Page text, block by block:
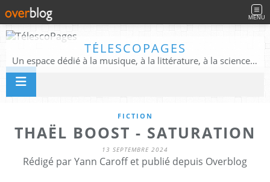
MENU
TÉLESCOPAGES
Un espace dédié à la musique, à la littérature, à la science, à la conscience, et au-delà
FICTION
THAËL BOOST - SATURATION
13 SEPTEMBRE 2024
Rédigé par Yann Caroff et publié depuis Overblog